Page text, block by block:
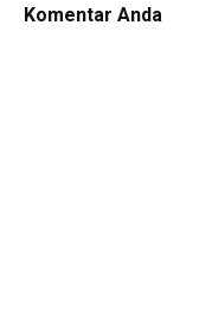
Komentar Anda